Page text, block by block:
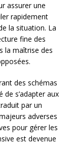
assurer une
rapidement
la situation. La
fine des
la maîtrise des
des schémas
s’adapter aux
par un
adverses
pour gérer les
est devenue